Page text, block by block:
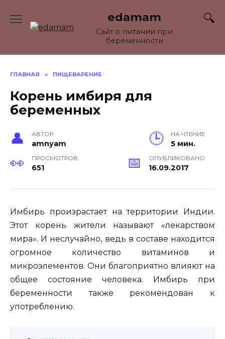
содержанию
edamam
Сайт о питании при
беременности
ГЛАВНАЯ » ПИЩЕВАРЕНИЕ
Корень имбиря для
беременных
АВТОР
amnyam
НА ЧТЕНИЕ
5 мин.
ПРОСМОТРОВ
651
ОПУБЛИКОВАНО
16.09.2017
Имбирь произрастает на территории Индии.
Этот корень жители называют «лекарством
мира». И неслучайно, ведь в составе находится
огромное количество витаминов и
микроэлементов. Они благоприятно влияют на
общее состояние человека. Имбирь при
беременности также рекомендован к
употреблению.